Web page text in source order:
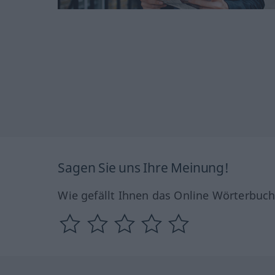
Sagen Sie uns Ihre Meinung!
Wie gefällt Ihnen das Online